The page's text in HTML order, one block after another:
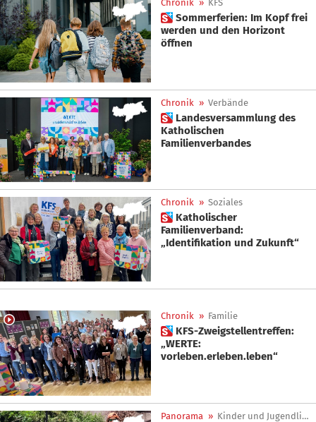
Chronik » KFS
 Sommerferien: Im Kopf frei
werden und den Horizont
öffnen
Chronik » Verbände
 Landesversammlung des
Katholischen
Familienverbandes
Chronik » Soziales
 Katholischer
Familienverband:
„Identifikation und Zukunft“
Chronik » Familie
 KFS-Zweigstellentreffen:
„WERTE:
vorleben.erleben.leben“
Panorama » Kinder und Jugendliche